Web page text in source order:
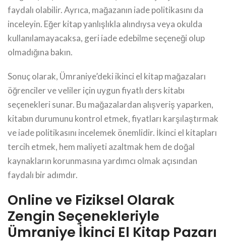
faydalı olabilir. Ayrıca, mağazanın iade politikasını da
inceleyin. Eğer kitap yanlışlıkla alındıysa veya okulda
kullanılamayacaksa, geri iade edebilme seçeneği olup
olmadığına bakın.
Sonuç olarak, Ümraniye’deki ikinci el kitap mağazaları
öğrenciler ve veliler için uygun fiyatlı ders kitabı
seçenekleri sunar. Bu mağazalardan alışveriş yaparken,
kitabın durumunu kontrol etmek, fiyatları karşılaştırmak
ve iade politikasını incelemek önemlidir. İkinci el kitapları
tercih etmek, hem maliyeti azaltmak hem de doğal
kaynakların korunmasına yardımcı olmak açısından
faydalı bir adımdır.
Online ve Fiziksel Olarak
Zengin Seçenekleriyle
Ümraniye İkinci El Kitap Pazarı